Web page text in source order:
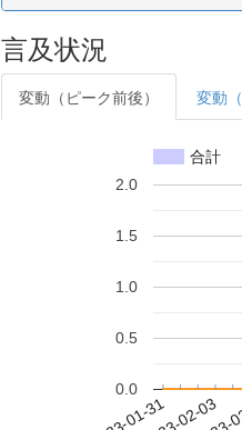
言及状況
変動（ピーク前後） 変動
合計
0.0
0.5
1.0
1.5
2.0